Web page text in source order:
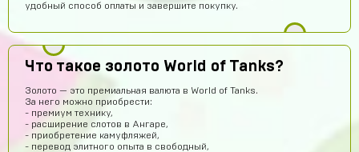
удобный способ оплаты и завершите покупку.
Что такое золото World of Tanks?
Золото — это премиальная валюта в World of Tanks.
За него можно приобрести:
- премиум технику,
- расширение слотов в Ангаре,
- приобретение камуфляжей,
- перевод элитного опыта в свободный,
Куда пришел? На почту?
ГК
Я хз насчёт сайта. Куплю аккаунт и напишу ещё раз
обман, или нет
Daniel Abazov